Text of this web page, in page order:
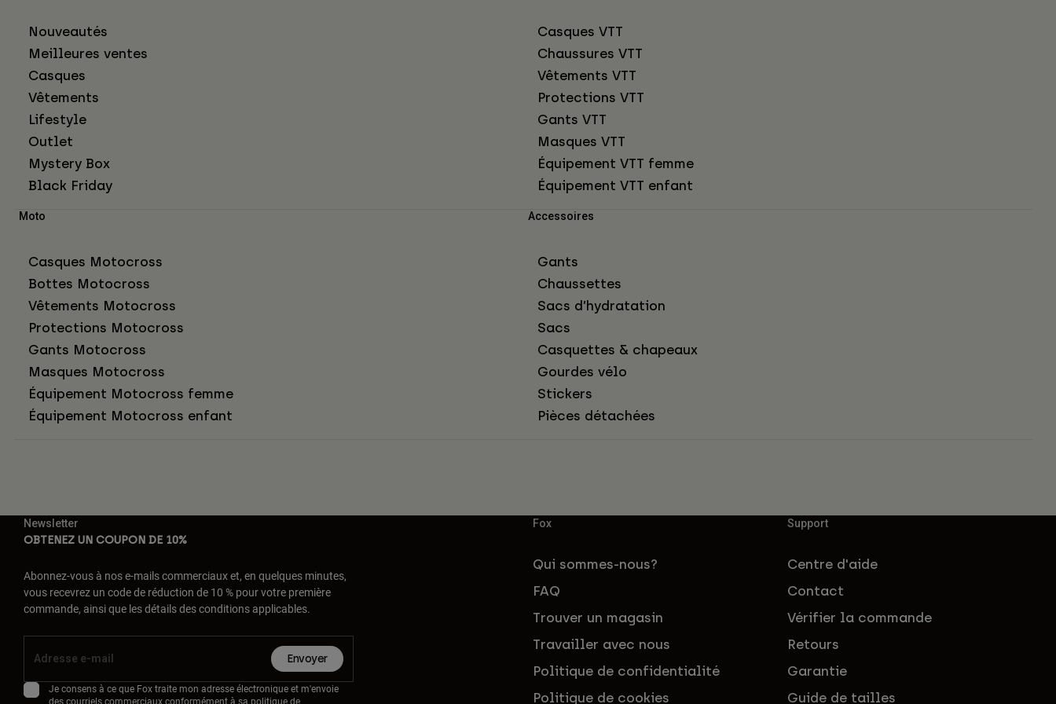
Nouveautés
Meilleures ventes
Casques
Vêtements
Lifestyle
Outlet
Mystery Box
Black Friday
Casques VTT
Chaussures VTT
Vêtements VTT
Protections VTT
Gants VTT
Masques VTT
Équipement VTT femme
Équipement VTT enfant
Moto
Casques Motocross
Bottes Motocross
Vêtements Motocross
Protections Motocross
Gants Motocross
Masques Motocross
Équipement Motocross femme
Équipement Motocross enfant
Accessoires
Gants
Chaussettes
Sacs d’hydratation
Sacs
Casquettes & chapeaux
Gourdes vélo
Stickers
Pièces détachées
Newsletter
OBTENEZ UN COUPON DE 10%
Abonnez-vous à nos e-mails commerciaux et, en quelques minutes,
vous recevrez un code de réduction de 10 % pour votre première
commande, ainsi que les détails des conditions applicables.
Envoyer
Je consens à ce que Fox traite mon adresse électronique et m'envoie
des courriels commerciaux conformément à sa politique de
Fox
Qui sommes-nous?
FAQ
Trouver un magasin
Travailler avec nous
Politique de confidentialité
Politique de cookies
Support
Centre d'aide
Contact
Vérifier la commande
Retours
Garantie
Guide de tailles